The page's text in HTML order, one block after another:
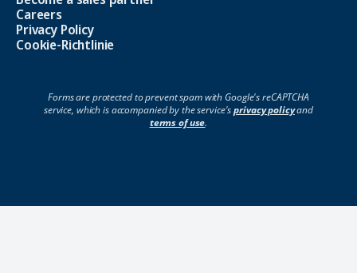
Careers
Privacy Policy
Cookie-Richtlinie
Forms are protected to prevent spam with Google's reCAPTCHA
service, which is accompanied by the service'sprivacy policyand
terms of use.